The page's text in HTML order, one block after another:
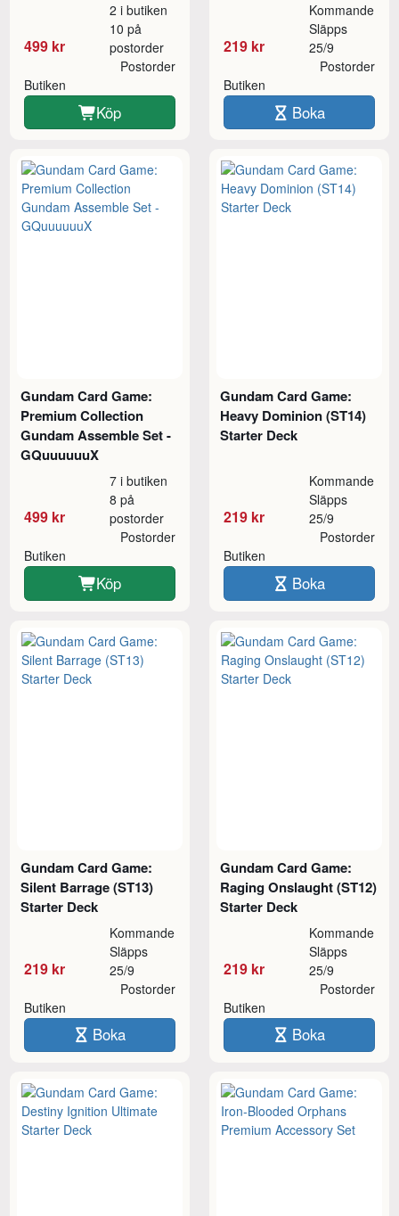
499 kr
2 i butiken
10 på
postorder
Butiken
Postorder
Köp
219 kr
Kommande
Släpps
25/9
Butiken
Postorder
Boka
Gundam Card Game:
Premium Collection
Gundam Assemble Set -
GQuuuuuuX
499 kr
7 i butiken
8 på
postorder
Butiken
Postorder
Köp
Gundam Card Game:
Heavy Dominion (ST14)
Starter Deck
219 kr
Kommande
Släpps
25/9
Butiken
Postorder
Boka
Gundam Card Game:
Silent Barrage (ST13)
Starter Deck
219 kr
Kommande
Släpps
25/9
Butiken
Postorder
Boka
Gundam Card Game:
Raging Onslaught (ST12)
Starter Deck
219 kr
Kommande
Släpps
25/9
Butiken
Postorder
Boka